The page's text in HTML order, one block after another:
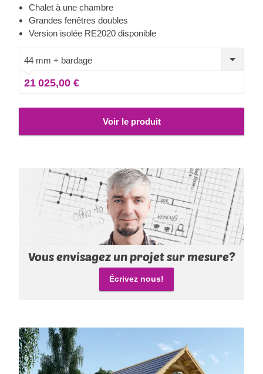
même ou que vous souhaitiez que vos proches restent
confortablement à portée de main, ce chalet conviendra
parfaitement à de nombreux usages et applications. Pour
de cabine est également disponible.
Chalet à une chambre
Grandes fenêtres doubles
Version isolée RE2020 disponible
44 mm + bardage
21 025,00 €
Voir le produit
Vous envisagez un projet sur mesure?
Écrivez nous!